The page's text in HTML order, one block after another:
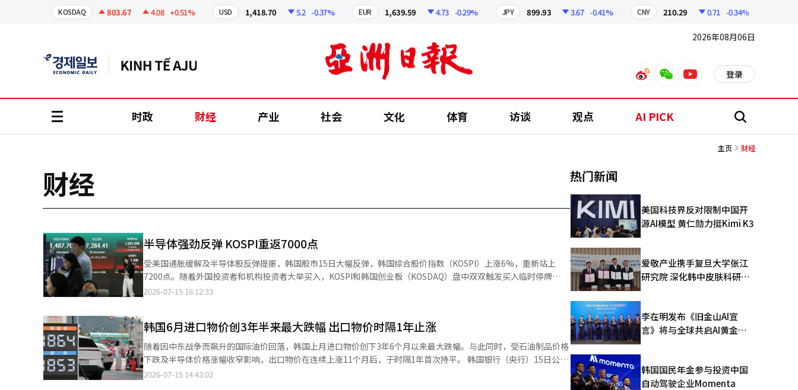
KOSDAQ 803.67 4.08 +0.51% USD 1,418.70 5.2 -0.37% EUR 1,639.59 4.73 -0.29% JPY 899.93 3.67 -0.41% CNY 210.29 0.71 -0.34%
2026年08月06日
weiboweixinyoutube 登录
时政 财经 产业 社会 文化 体育 访谈 观点 AI PICK 搜
主页 财经
财经
半导体强劲反弹 KOSPI重返7000点
受美国通胀缓解及半导体股反弹提振，韩国股市15日大幅反弹，韩国综合股价指数（KOSPI）上涨6%，重新站上
7200点。随着外国投资者和机构投资者大举买入，KOSPI和韩国创业板（KOSDAQ）盘中双双触发买入临时停牌
（Sidecar）机制，市场自开盘起便呈现强劲反弹态势。当天，KOSPI收于7284.41点，较前一交易日上涨427.58点，
2026-07-15 16:12:33
韩国6月进口物价创3年半来最大跌幅 出口物价时隔1年止涨
随着因中东战争而飙升的国际油价回落，韩国上月进口物价创下3年6个月以来最大跌幅。与此同时，受石油制品价格
下跌及半导体价格涨幅收窄影响，出口物价在连续上涨11个月后，于时隔1年首次持平。 韩国银行（央行）15日公布
的《进出口物价指数统计》显示，以今年6月为基准的进口物价指数（以2020年=100为基准）为161.34，较5月下降
2026-07-15 14:43:02
热门新闻
美国科技界反对限制中国开
源AI模型 黄仁勋力挺Kimi K3
爱敬产业携手复旦大学张江
研究院 深化韩中皮肤科研合
李在明发布《旧金山AI宣
言》将与全球共启AI黄金时
韩国国民年金参与投资中国
自动驾驶企业Momenta